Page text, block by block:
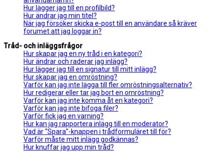
Hur lägger jag till en profilbild?
Hur ändrar jag min titel?
När jag försöker skicka e-post till en användare så kräver
forumet att jag loggar in?
Tråd- och inläggsfrågor
Hur skapar jag en ny tråd i en kategori?
Hur ändrar och raderar jag inlägg?
Hur lägger jag till en signatur till mitt inlägg?
Hur skapar jag en omröstning?
Varför kan jag inte lägga till fler omröstningsalternativ?
Hur redigerar eller tar jag bort en omröstning?
Varför kan jag inte komma åt en kategori?
Varför kan jag inte bifoga filer?
Varför fick jag en varning?
Hur kan jag rapportera inlägg till en moderator?
Vad är “Spara”-knappen i trådformuläret till för?
Varför måste mitt inlägg godkännas?
Hur knuffar jag upp min tråd?